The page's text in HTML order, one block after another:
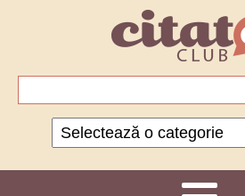
Categorii